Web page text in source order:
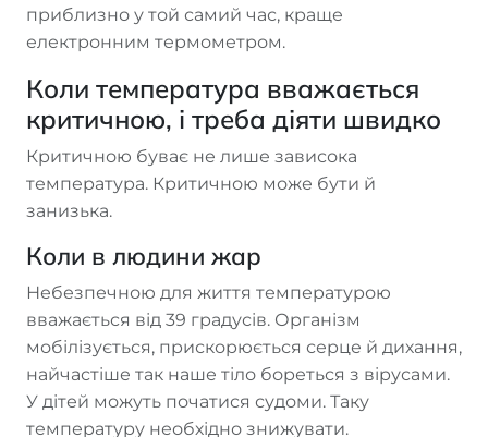
приблизно у той самий час, краще
електронним термометром.
Коли температура вважається
критичною, і треба діяти швидко
Критичною буває не лише зависока
температура. Критичною може бути й
занизька.
Коли в людини жар
Небезпечною для життя температурою
вважається від 39 градусів. Організм
мобілізується, прискорюється серце й дихання,
найчастіше так наше тіло бореться з вірусами.
У дітей можуть початися судоми. Таку
температуру необхідно знижувати.